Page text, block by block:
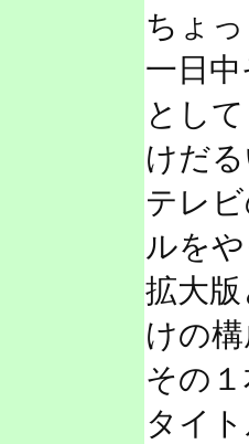
ちょ
一日
として
けだ
テレ
ルをや
拡大
けの構
その
タイ